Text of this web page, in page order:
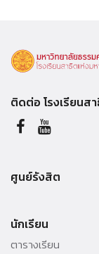
ติดต่อ โรงเรียนส
ศูนย์รังสิต
Tel. +66 (0) 564
นักเรียน
ตารางเรียน